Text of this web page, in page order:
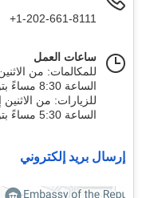
+1-202-661-8111
ساعات العمل
الساعة 8:30 مساءً بتوقيت شرق الولايات المتحدة.
الساعة 5:30 مساءً بتوقيت شرق الولايات المتحدة.
إرسال بريد إلكتروني